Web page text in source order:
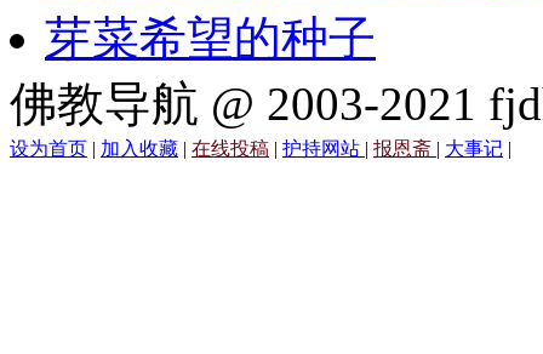
芽菜希望的种子
佛教导航 @ 2003-2021
设为首页 | 加入收藏 | 在线投稿 | 护持网站 | 报恩斋 | 大事记 |